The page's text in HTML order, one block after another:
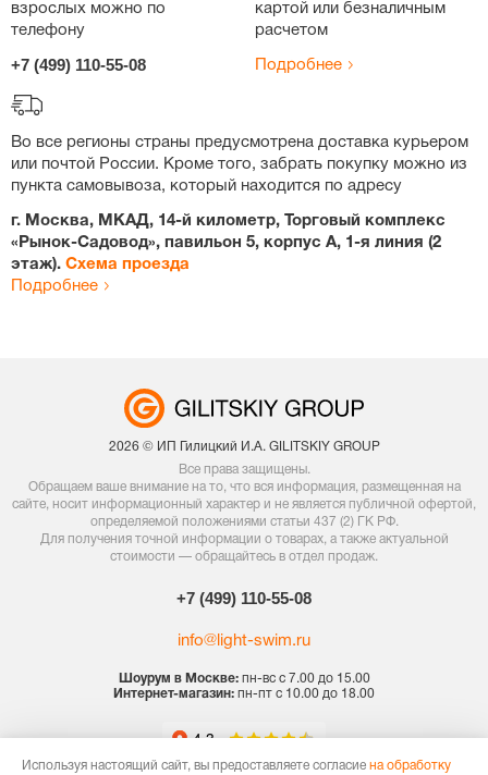
взрослых можно по
телефону
+7 (499) 110-55-08
картой или безналичным
расчетом
Подробнее
Во все регионы страны предусмотрена доставка курьером
или почтой России. Кроме того, забрать покупку можно из
пункта самовывоза, который находится по адресу
г. Москва, МКАД, 14-й километр, Торговый комплекс
«Рынок-Садовод», павильон 5, корпус А, 1-я линия (2
этаж). Схема проезда
Подробнее
2026 © ИП Гилицкий И.А. GILITSKIY GROUP
Все права защищены.
Обращаем ваше внимание на то, что вся информация, размещенная на
сайте, носит информационный характер и не является публичной офертой,
определяемой положениями статьи 437 (2) ГК РФ.
Для получения точной информации о товарах, а также актуальной
стоимости — обращайтесь в отдел продаж.
+7 (499) 110-55-08
info@light-swim.ru
Шоурум в Москве:пн-вс с 7.00 до 15.00
Интернет-магазин: пн-пт с 10.00 до 18.00
Используя настоящий сайт, вы предоставляете согласие на обработку